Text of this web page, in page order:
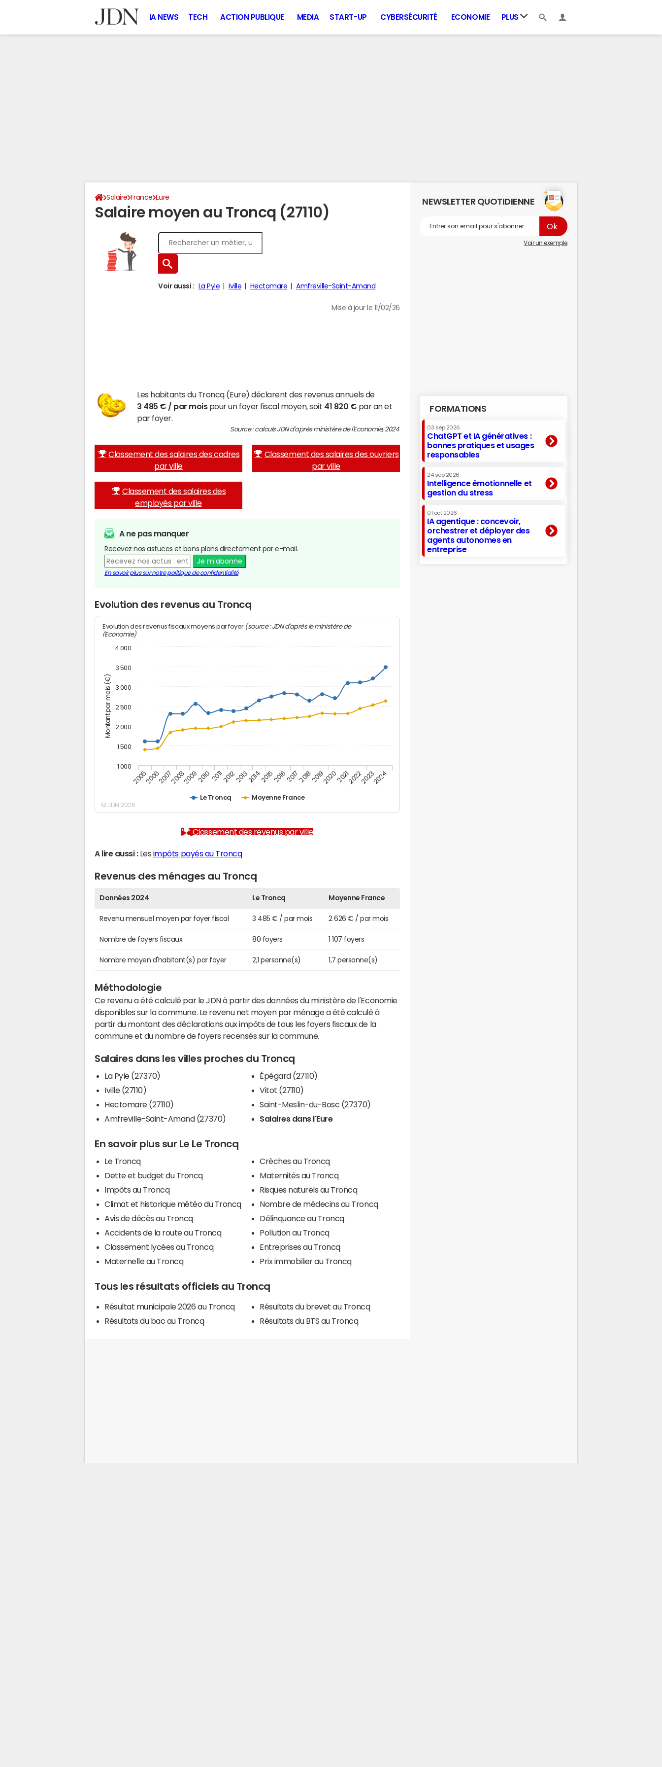
IA NEWS TECH ACTION PUBLIQUE MEDIA START-UP CYBERSÉCURITÉ ECONOMIE PLUS
Salaire France Eure
Salaire moyen au Troncq (27110)
Voir aussi : La Pyle Iville Hectomare Amfreville-Saint-Amand
Mise à jour le 11/02/26
Les habitants du Troncq (Eure) déclarent des revenus annuels de
3 485 € / par moispour un foyer fiscal moyen, soit 41 820 € par an et
par foyer.
Source : calculs JDN d'après ministère de l'Economie, 2024
Classement des salaires des cadres
par ville
Classement des salaires des ouvriers
par ville
Classement des salaires des
employés par ville
A ne pas manquer
Recevez nos astuces et bons plans directement par e-mail.
Je m'abonne
En savoir plus sur notre politique de confidentialité
Evolution des revenus au Troncq
Montant par mois (€)
Evolution des revenus fiscaux moyens par foyer (source : JDN d'après le ministère de
l'Economie)
Le Troncq Moyenne France
200520062007200820092010 20112012201320142015201620172018201920202021202220232024
1 000
1 500
2 000
2 500
3 000
3 500
4 000
© JDN 2026
Classement des revenus par ville
A lire aussi :Les impôts payés au Troncq
Revenus des ménages au Troncq
Données 2024 Le Troncq Moyenne France
Revenu mensuel moyen par foyer fiscal 3 485 € / par mois 2 626 € / par mois
Nombre de foyers fiscaux 80 foyers 1 107 foyers
Nombre moyen d'habitant(s) par foyer 2,1 personne(s) 1,7 personne(s)
Méthodologie
Ce revenu a été calculé par le JDN à partir des données du ministère de l'Economie
disponibles sur la commune. Le revenu net moyen par ménage a été calculé à
partir du montant des déclarations aux impôts de tous les foyers fiscaux de la
commune et du nombre de foyers recensés sur la commune.
Salaires dans les villes proches du Troncq
La Pyle (27370)
Iville (27110)
Hectomare (27110)
Amfreville-Saint-Amand (27370)
Épégard (27110)
Vitot (27110)
Saint-Meslin-du-Bosc (27370)
Salaires dans l'Eure
En savoir plus sur Le Le Troncq
Le Troncq
Dette et budget du Troncq
Impôts au Troncq
Climat et historique météo du Troncq
Avis de décès au Troncq
Accidents de la route au Troncq
Classement lycées au Troncq
Maternelle au Troncq
Crèches au Troncq
Maternités au Troncq
Risques naturels au Troncq
Nombre de médecins au Troncq
Délinquance au Troncq
Pollution au Troncq
Entreprises au Troncq
Prix immobilier au Troncq
Tous les résultats officiels au Troncq
Résultat municipale 2026 au Troncq
Résultats du bac au Troncq
Résultats du brevet au Troncq
Résultats du BTS au Troncq
NEWSLETTER QUOTIDIENNE
Voir un exemple
FORMATIONS
03 sep 2026
ChatGPT et IA génératives :
bonnes pratiques et usages
responsables
24 sep 2026
Intelligence émotionnelle et
gestion du stress
01 oct 2026
IA agentique : concevoir,
orchestrer et déployer des
agents autonomes en
entreprise